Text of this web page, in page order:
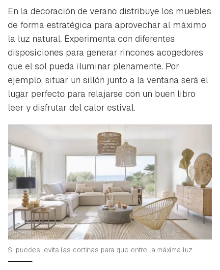
En la decoración de verano distribuye los muebles
de forma estratégica para aprovechar al máximo
la luz natural. Experimenta con diferentes
disposiciones para generar rincones acogedores
que el sol pueda iluminar plenamente. Por
ejemplo, situar un sillón junto a la ventana será el
lugar perfecto para relajarse con un buen libro
leer y disfrutar del calor estival.
Si puedes, evita las cortinas para que entre la máxima luz